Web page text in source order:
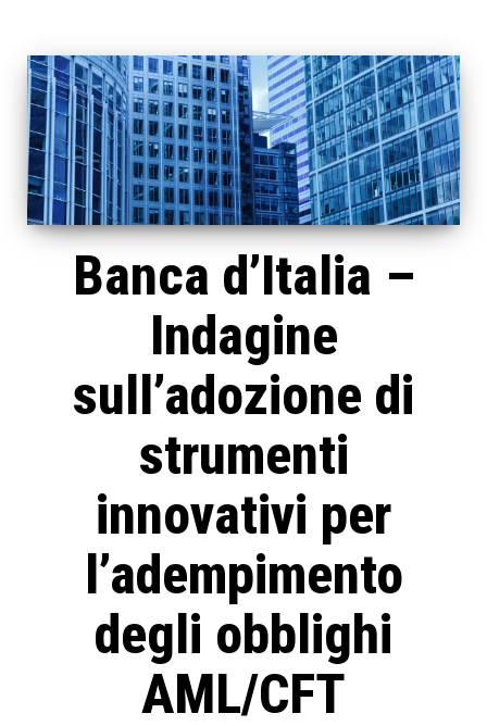
Banca d’Italia –
Indagine
sull’adozione di
strumenti
innovativi per
l’adempimento
degli obblighi
AML/CFT